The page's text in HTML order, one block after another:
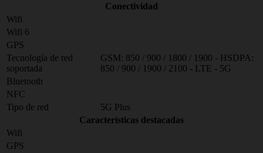
Conectividad
Wifi
Wifi 6
GPS
Tecnología de red
soportada
GSM: 850 / 900 / 1800 / 1900 - HSDPA:
850 / 900 / 1900 / 2100 - LTE - 5G
Bluetooth
NFC
Tipo de red
5G Plus
Características destacadas
Wifi
GPS